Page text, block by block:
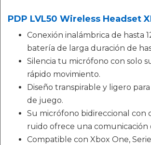
PDP LVL50 Wireless Headset
Conexión inalámbrica de hasta
batería de larga duración de
Silencia tu micrófono con solo
rápido movimiento.
Diseño transpirable y ligero
de juego.
Su micrófono bidireccional con
ruido ofrece una comunicación
Compatible con Xbox One,